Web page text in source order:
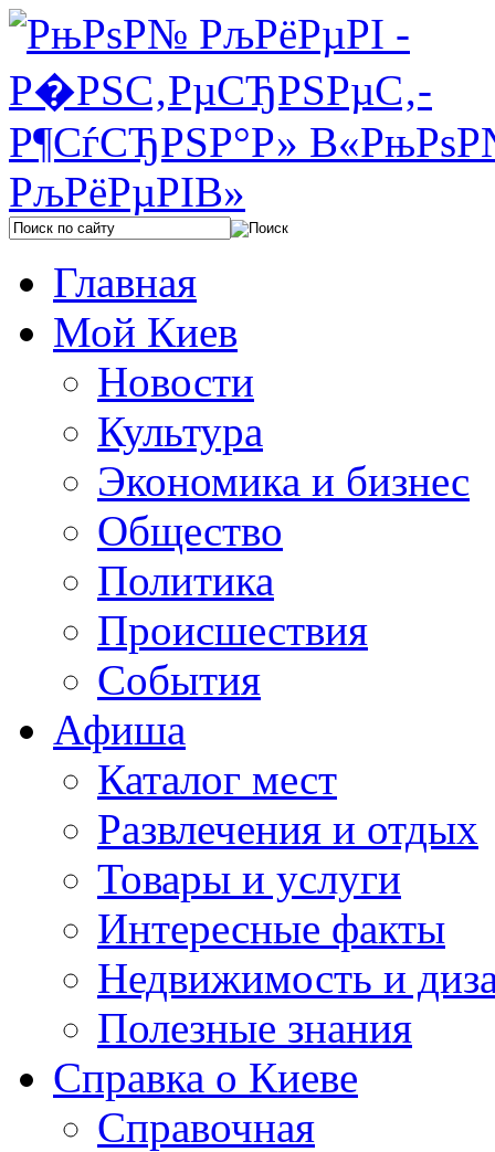
Главная
Мой Киев
Новости
Культура
Экономика и бизнес
Общество
Политика
Происшествия
События
Афиша
Каталог мест
Развлечения и отдых
Товары и услуги
Интересные факты
Недвижимость и
Полезные знания
Справка о Киеве
Справочная